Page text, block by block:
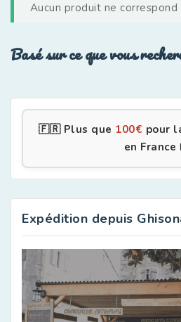
Aucun produit ne
Basé sur ce que vous
🇫🇷 Plus que 100€ pour
en
Expédition depuis